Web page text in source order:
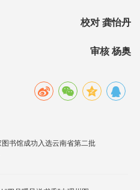
校对 龚怡丹
审核 杨奥
书馆成功入选云南省第二批